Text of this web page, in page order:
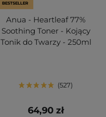
BESTSELLER
Anua - Heartleaf 77%
Soothing Toner - Kojący
Tonik do Twarzy - 250ml
527
64,90 zł